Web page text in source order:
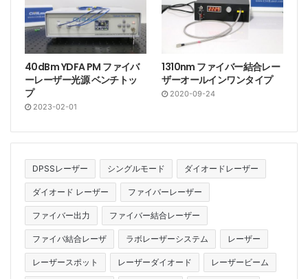
40dBm YDFA PM ファイバ
ーレーザー光源 ベンチトッ
プ
2023-02-01
1310nm ファイバー結合レー
ザーオールインワンタイプ
2020-09-24
DPSSレーザー シングルモード ダイオードレーザー
ダイオード レーザー ファイバーレーザー
ファイバー出力 ファイバー結合レーザー
ファイバ結合レーザ ラボレーザーシステム レーザー
レーザースポット レーザーダイオード レーザービーム